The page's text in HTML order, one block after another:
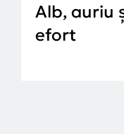
Alb, auriu
efort